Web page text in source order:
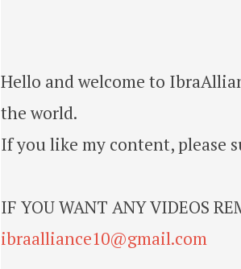
Hello and welcome to
the world.
If you like my content, please
IF YOU WANT ANY VIDEOS
ibraalliance10@gmail.com